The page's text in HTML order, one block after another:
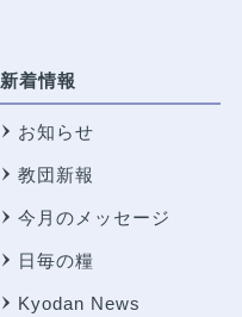
新着情報
お知らせ
教団新報
今月のメッセージ
日毎の糧
Kyodan News